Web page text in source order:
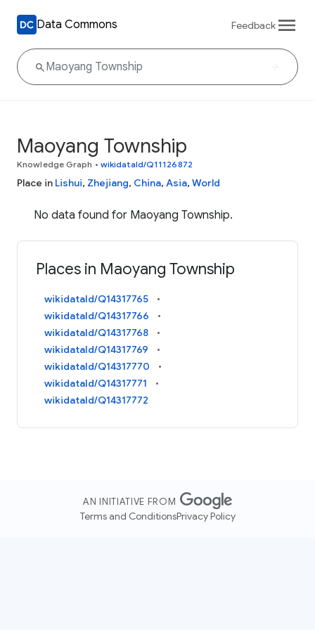
Data Commons Feedback
Maoyang Township
Knowledge Graph • wikidataId/Q11126872
Place in Lishui, Zhejiang, China, Asia, World
No data found for Maoyang Township.
Places in Maoyang Township
wikidataId/Q14317765
wikidataId/Q14317766
wikidataId/Q14317768
wikidataId/Q14317769
wikidataId/Q14317770
wikidataId/Q14317771
wikidataId/Q14317772
AN INITIATIVE FROM
Terms and ConditionsPrivacy Policy